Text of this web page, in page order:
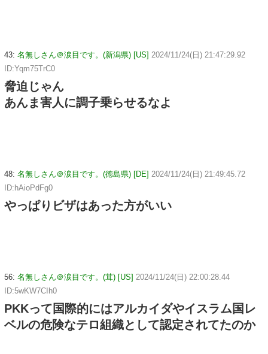
43: 名無しさん＠涙目です。(新潟県) [US] 2024/11/24(日) 21:47:29.92
ID:Yqm75TrC0
脅迫じゃん
あんま害人に調子乗らせるなよ
48: 名無しさん＠涙目です。(徳島県) [DE] 2024/11/24(日) 21:49:45.72
ID:hAioPdFg0
やっぱりビザはあった方がいい
56: 名無しさん＠涙目です。(茸) [US] 2024/11/24(日) 22:00:28.44
ID:5wKW7CIh0
PKKって国際的にはアルカイダやイスラム国レ
ベルの危険なテロ組織として認定されてたのか